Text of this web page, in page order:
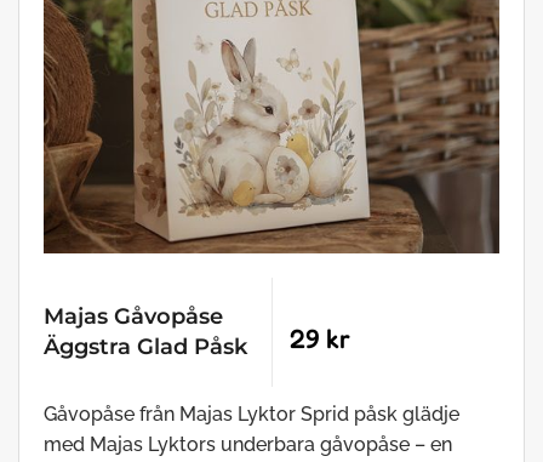
Majas Gåvopåse
Äggstra Glad Påsk
29 kr
Gåvopåse från Majas Lyktor Sprid påsk glädje
med Majas Lyktors underbara gåvopåse – en